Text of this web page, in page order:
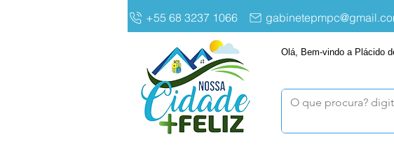
+55 68 3237 1066
Olá, Bem-vindo a Plácido